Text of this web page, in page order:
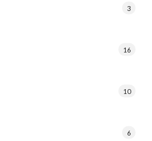
3
16
10
6